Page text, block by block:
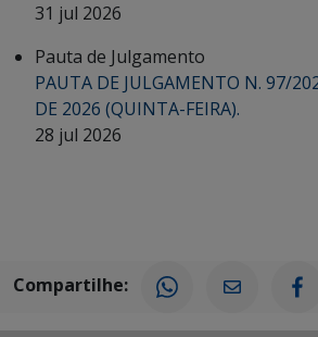
31 jul 2026
Pauta de Julgamento
PAUTA DE JULGAMENTO N. 97/
DE 2026 (QUINTA-FEIRA).
28 jul 2026
Compartilhe: